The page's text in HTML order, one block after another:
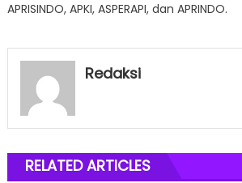
APRISINDO, APKI, ASPERAPI, dan APRINDO.
Redaksi
RELATED ARTICLES